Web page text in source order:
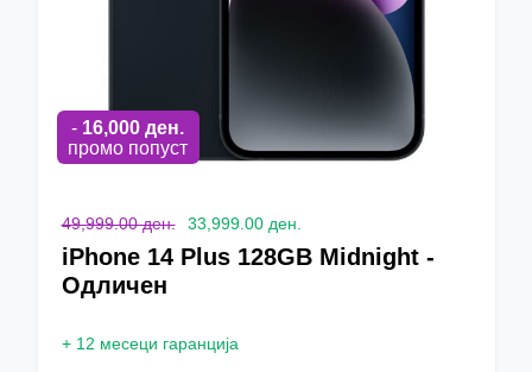
- 16,000 ден.
промо попуст
49,999.00 ден. 33,999.00 ден.
iPhone 14 Plus 128GB Midnight -
Одличен
+ 12 месеци гаранција